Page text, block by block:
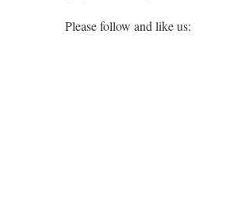
Please follow and like us: